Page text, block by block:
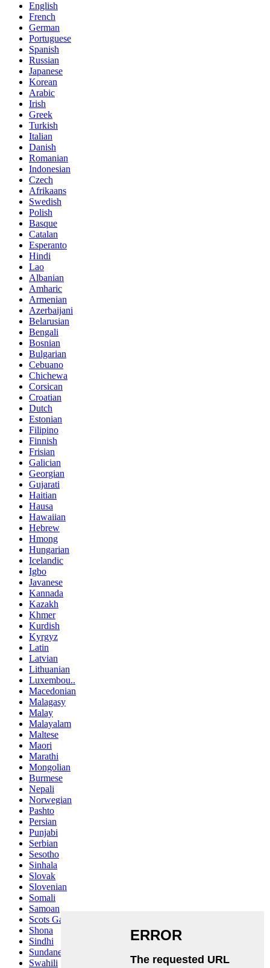
English
French
German
Portuguese
Spanish
Russian
Japanese
Korean
Arabic
Irish
Greek
Turkish
Italian
Danish
Romanian
Indonesian
Czech
Afrikaans
Swedish
Polish
Basque
Catalan
Esperanto
Hindi
Lao
Albanian
Amharic
Armenian
Azerbaijani
Belarusian
Bengali
Bosnian
Bulgarian
Cebuano
Chichewa
Corsican
Croatian
Dutch
Estonian
Filipino
Finnish
Frisian
Galician
Georgian
Gujarati
Haitian
Hausa
Hawaiian
Hebrew
Hmong
Hungarian
Icelandic
Igbo
Javanese
Kannada
Kazakh
Khmer
Kurdish
Kyrgyz
Latin
Latvian
Lithuanian
Luxembou..
Macedonian
Malagasy
Malay
Malayalam
Maltese
Maori
Marathi
Mongolian
Burmese
Nepali
Norwegian
Pashto
Persian
Punjabi
Serbian
Sesotho
Sinhala
Slovak
Slovenian
Somali
Samoan
Scots Gaelic
Shona
Sindhi
Sundanese
Swahili